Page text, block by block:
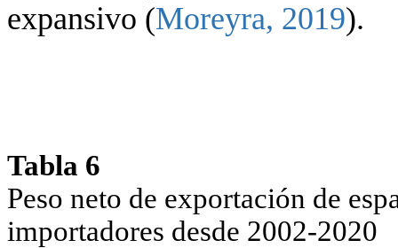
expansivo (Moreyra, 2019).
Tabla 6
Peso neto de exportación de
importadores desde 2002-2020